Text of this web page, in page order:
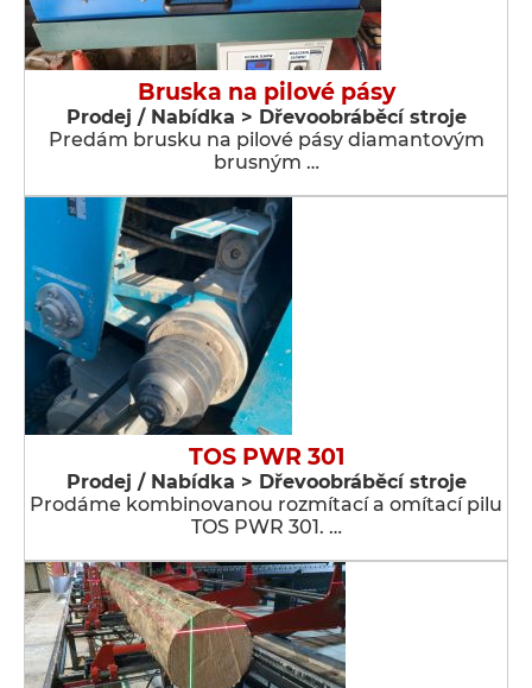
Bruska na pilové pásy
Prodej / Nabídka > Dřevoobráběcí stroje
Predám brusku na pilové pásy diamantovým
brusným …
TOS PWR 301
Prodej / Nabídka > Dřevoobráběcí stroje
Prodáme kombinovanou rozmítací a omítací pilu
TOS PWR 301. …